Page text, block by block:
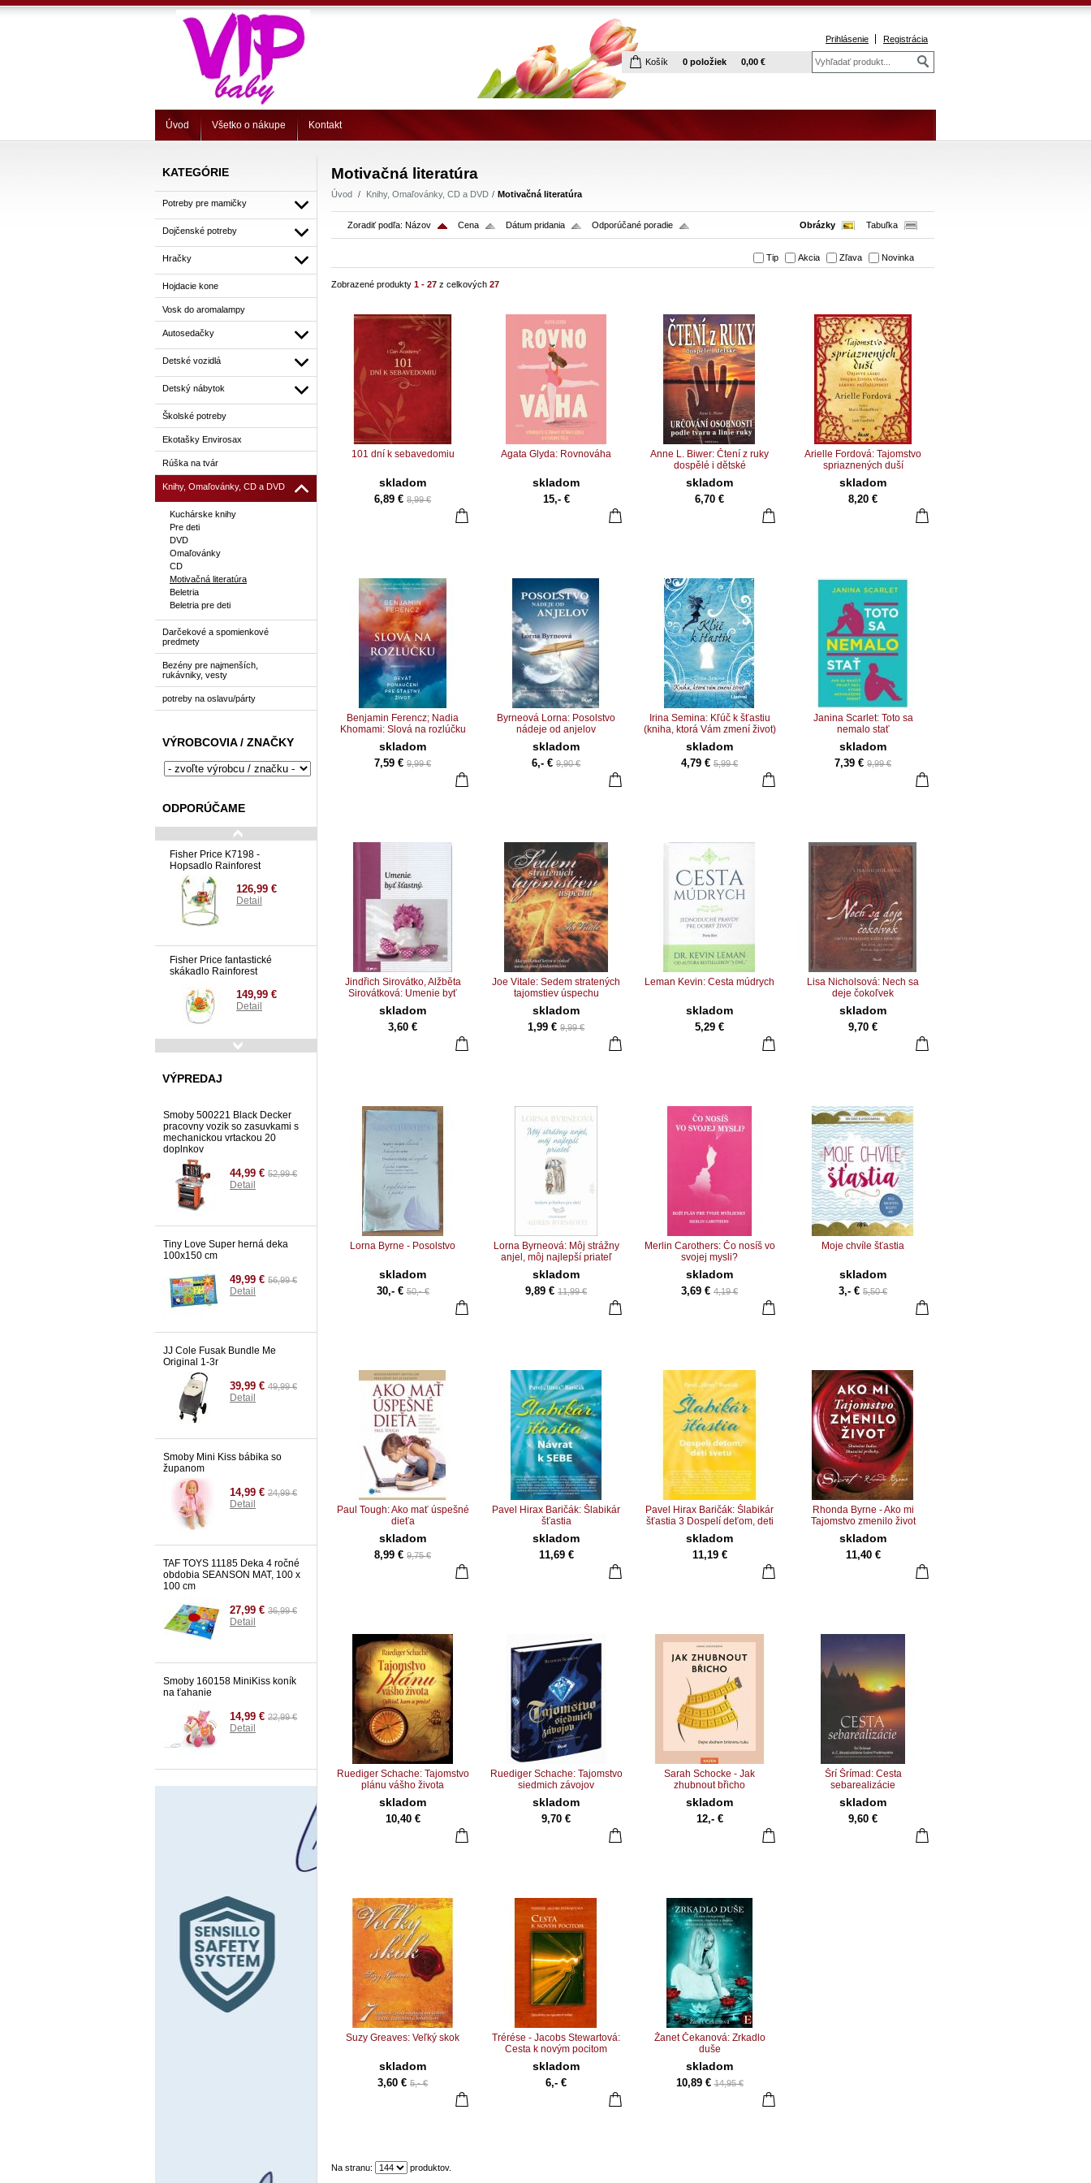
Prihlásenie Registrácia
Košík 0 položiek 0,00 €
Úvod Všetko o nákupe Kontakt
KATEGÓRIE
Potreby pre mamičky
Dojčenské potreby
Hračky
Hojdacie kone
Vosk do aromalampy
Autosedačky
Detské vozidlá
Detský nábytok
Školské potreby
Ekotašky Envirosax
Rúška na tvár
Knihy, Omaľovánky, CD a DVD
Kuchárske knihy
Pre deti
DVD
Omaľovánky
CD
Motivačná literatúra
Beletria
Beletria pre deti
Darčekové a spomienkové
predmety
Bezény pre najmenších,
rukávniky, vesty
potreby na oslavu/párty
VÝROBCOVIA / ZNAČKY
ODPORÚČAME
Fisher Price K7198 -
Hopsadlo Rainforest
126,99 €
Detail
Fisher Price fantastické
skákadlo Rainforest
149,99 €
Detail
jedálenská sada 20 kusov
€
Detail
VÝPREDAJ
Smoby 500221 Black Decker
pracovny vozik so zasuvkami s
mechanickou vrtackou 20
doplnkov
44,99 € 52,99 €
Detail
Tiny Love Super herná deka
100x150 cm
49,99 € 56,99 €
Detail
JJ Cole Fusak Bundle Me
Original 1-3r
39,99 € 49,99 €
Detail
Smoby Mini Kiss bábika so
županom
14,99 € 24,99 €
Detail
TAF TOYS 11185 Deka 4 ročné
obdobia SEANSON MAT, 100 x
100 cm
27,99 € 36,99 €
Detail
Smoby 160158 MiniKiss koník
na ťahanie
14,99 € 22,99 €
Detail
Motivačná literatúra
Úvod Knihy, Omaľovánky, CD a DVD Motivačná literatúra
Zoradiť podľa: Názov Cena Dátum pridania Odporúčané poradie Obrázky Tabuľka
Tip Akcia Zľava Novinka
Zobrazené produkty 1 - 27 z celkových 27
101 dní k sebavedomiu
skladom
6,89 € 8,99 €
Agata Glyda: Rovnováha
skladom
15,- €
Anne L. Biwer: Čtení z ruky
dospělé i dětské
skladom
6,70 €
Arielle Fordová: Tajomstvo
spriaznených duší
skladom
8,20 €
Benjamin Ferencz; Nadia
Khomami: Slová na rozlúčku
skladom
7,59 € 9,99 €
Byrneová Lorna: Posolstvo
nádeje od anjelov
skladom
6,- € 9,90 €
Irina Semina: Kľúč k šťastiu
(kniha, ktorá Vám zmení život)
skladom
4,79 € 5,99 €
Janina Scarlet: Toto sa
nemalo stať
skladom
7,39 € 9,99 €
Jindřich Sirovátko, Alžběta
Sirovátková: Umenie byť
štastný
skladom
3,60 €
Joe Vitale: Sedem stratených
tajomstiev úspechu
skladom
1,99 € 9,99 €
Leman Kevin: Cesta múdrych
skladom
5,29 €
Lisa Nicholsová: Nech sa
deje čokoľvek
skladom
9,70 €
Lorna Byrne - Posolstvo
skladom
30,- €50,- €
Lorna Byrneová: Môj strážny
anjel, môj najlepší priateľ
skladom
9,89 € 11,99 €
Merlin Carothers: Čo nosíš vo
svojej mysli?
skladom
3,69 € 4,19 €
Moje chvíle šťastia
skladom
3,- € 5,50 €
Paul Tough: Ako mať úspešné
dieťa
skladom
8,99 € 9,75 €
Pavel Hirax Baričák: Šlabikár
šťastia
skladom
11,69 €
Pavel Hirax Baričák: Šlabikár
šťastia 3 Dospelí deťom, deti
svetu
skladom
11,19 €
Rhonda Byrne - Ako mi
Tajomstvo zmenilo život
skladom
11,40 €
Ruediger Schache: Tajomstvo
plánu vášho života
skladom
10,40 €
Ruediger Schache: Tajomstvo
siedmich závojov
skladom
9,70 €
Sarah Schocke - Jak
zhubnout břicho
skladom
12,- €
Šrí Šrímad: Cesta
sebarealizácie
skladom
9,60 €
Suzy Greaves: Veľký skok
skladom
3,60 € 5,- €
Trérése - Jacobs Stewartová:
Cesta k novým pocitom
skladom
6,- €
Žanet Čekanová: Zrkadlo
duše
skladom
10,89 €14,95 €
Na stranu: produktov.